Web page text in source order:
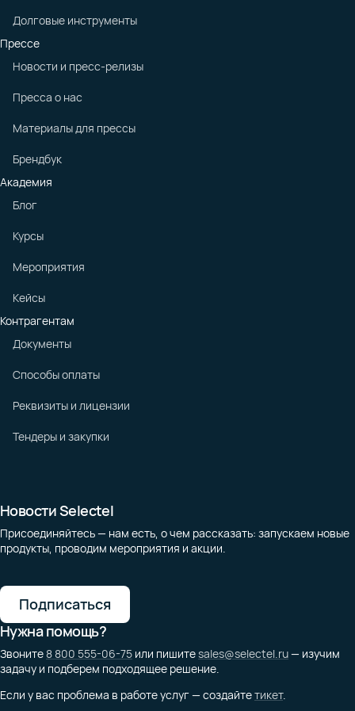
Долговые инструменты
Прессе
Новости и пресс-релизы
Пресса о нас
Материалы для прессы
Брендбук
Академия
Блог
Курсы
Мероприятия
Кейсы
Контрагентам
Документы
Способы оплаты
Реквизиты и лицензии
Тендеры и закупки
Новости Selectel
Присоединяйтесь — нам есть, о чем рассказать: запускаем новые
продукты, проводим мероприятия и акции.
Подписаться
Нужна помощь?
Звоните 8 800 555-06-75 или пишитеsales@selectel.ru— изучим
задачу и подберем подходящее решение.
Если у вас проблема в работе услуг — создайтетикет.